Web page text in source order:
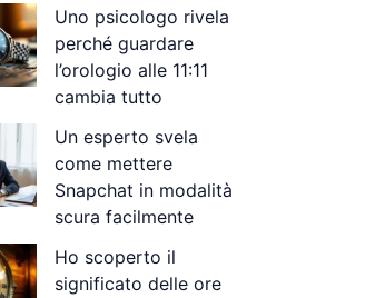
Uno psicologo rivela
perché guardare
l’orologio alle 11:11
cambia tutto
Un esperto svela
come mettere
Snapchat in modalità
scura facilmente
Ho scoperto il
significato delle ore